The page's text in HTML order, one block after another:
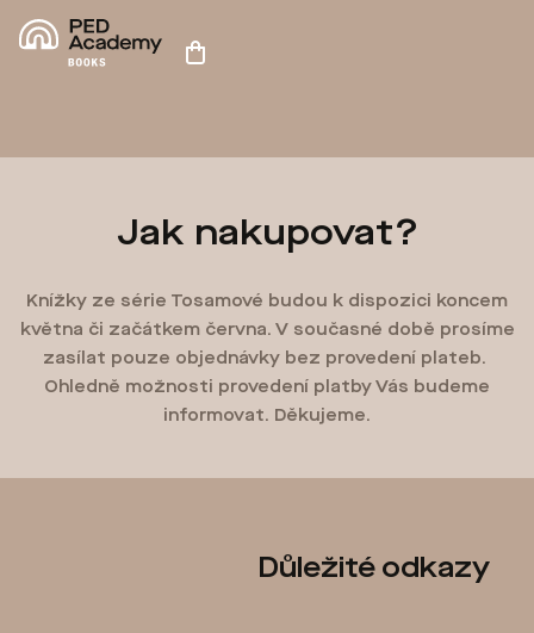
na
Nákupní
Jak nakupovat?
Knížky ze série Tosamové budou k dispozici koncem
května či začátkem června. V současné době prosíme
zasílat pouze objednávky bez provedení plateb.
Ohledně možnosti provedení platby Vás budeme
informovat. Děkujeme.
Důležité odkazy